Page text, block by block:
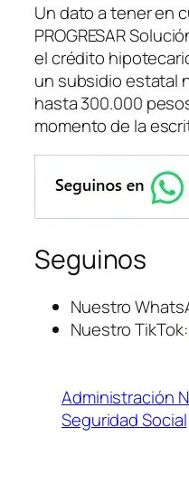
Un dato a tener en
PROGRESAR
el crédito
un subsidio estatal
hasta 300.000
momento de la
Seguinos
Nuestro
Nuestro TikTok:
Administración
Seguridad Social